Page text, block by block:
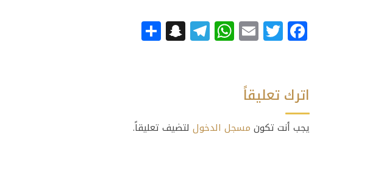
Facebook
Twitter
Email
WhatsApp
Telegram
Snapchat
اترك تعليقاً
يجب أنت تكون مسجل الدخول لتضيف تعليقاً.